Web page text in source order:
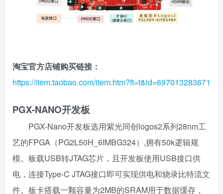
淘宝官方店铺购买链接：
https://item.taobao.com/item.htm?ft=t&id=697013283671
PGX-NANO开发板
PGX-Nano开发板选用紫光同创logos2系列28nm工
艺的FPGA（PG2L50H_6IMBG324）,拥有50k逻辑规
模。板载USB转JTAG芯片，且开发板使用USB接口供
电，连接Type-C JTAG接口即可实现供电和烧录比特流文
件。板卡搭载一颗容量为2MB的SRAM用于数据缓存，